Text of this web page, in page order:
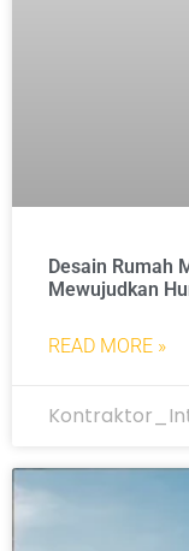
Desain Rumah
Mewujudkan
READ MORE »